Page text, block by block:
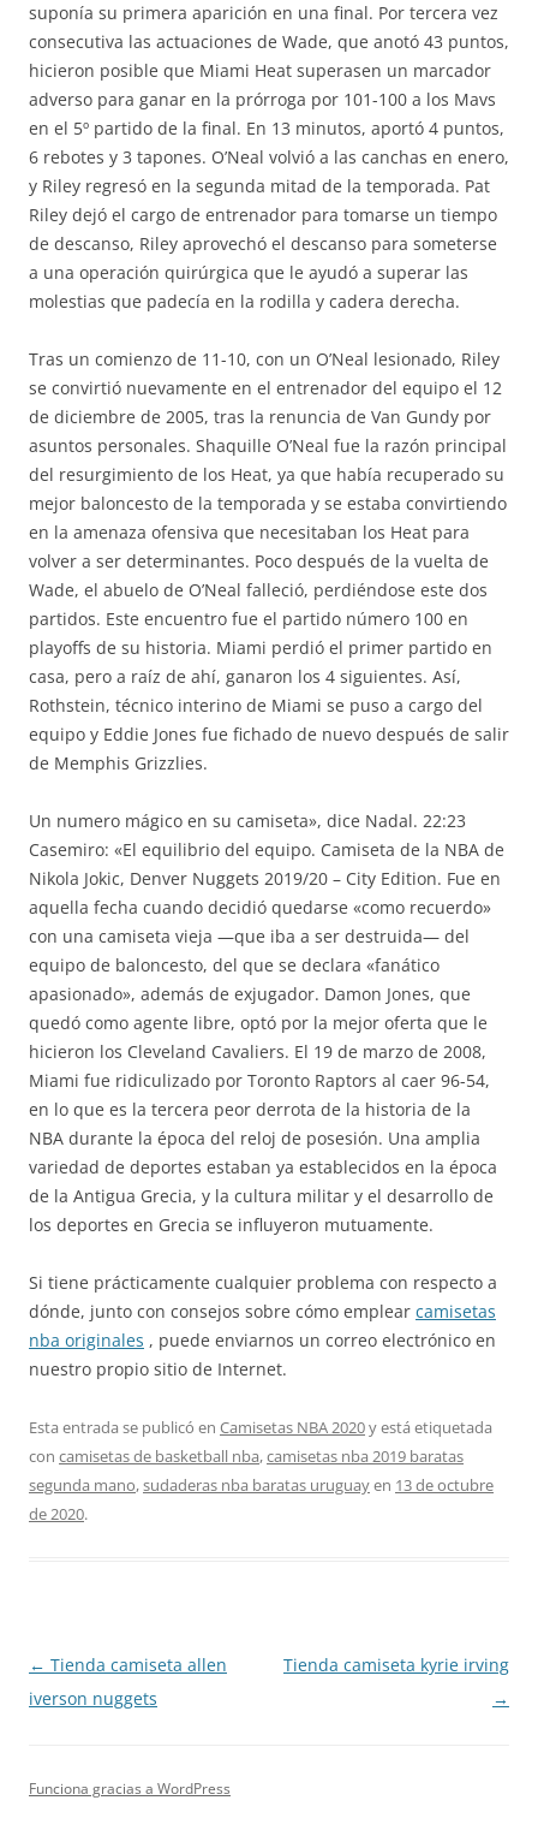
suponía su primera aparición en una final. Por tercera vez
consecutiva las actuaciones de Wade, que anotó 43 puntos,
hicieron posible que Miami Heat superasen un marcador
adverso para ganar en la prórroga por 101-100 a los Mavs
en el 5º partido de la final. En 13 minutos, aportó 4 puntos,
6 rebotes y 3 tapones. O’Neal volvió a las canchas en enero,
y Riley regresó en la segunda mitad de la temporada. Pat
Riley dejó el cargo de entrenador para tomarse un tiempo
de descanso, Riley aprovechó el descanso para someterse
a una operación quirúrgica que le ayudó a superar las
molestias que padecía en la rodilla y cadera derecha.
Tras un comienzo de 11-10, con un O’Neal lesionado, Riley
se convirtió nuevamente en el entrenador del equipo el 12
de diciembre de 2005, tras la renuncia de Van Gundy por
asuntos personales. Shaquille O’Neal fue la razón principal
del resurgimiento de los Heat, ya que había recuperado su
mejor baloncesto de la temporada y se estaba convirtiendo
en la amenaza ofensiva que necesitaban los Heat para
volver a ser determinantes. Poco después de la vuelta de
Wade, el abuelo de O’Neal falleció, perdiéndose este dos
partidos. Este encuentro fue el partido número 100 en
playoffs de su historia. Miami perdió el primer partido en
casa, pero a raíz de ahí, ganaron los 4 siguientes. Así,
Rothstein, técnico interino de Miami se puso a cargo del
equipo y Eddie Jones fue fichado de nuevo después de salir
de Memphis Grizzlies.
Un numero mágico en su camiseta», dice Nadal. 22:23
Casemiro: «El equilibrio del equipo. Camiseta de la NBA de
Nikola Jokic, Denver Nuggets 2019/20 – City Edition. Fue en
aquella fecha cuando decidió quedarse «como recuerdo»
con una camiseta vieja —que iba a ser destruida— del
equipo de baloncesto, del que se declara «fanático
apasionado», además de exjugador. Damon Jones, que
quedó como agente libre, optó por la mejor oferta que le
hicieron los Cleveland Cavaliers. El 19 de marzo de 2008,
Miami fue ridiculizado por Toronto Raptors al caer 96-54,
en lo que es la tercera peor derrota de la historia de la
NBA durante la época del reloj de posesión. Una amplia
variedad de deportes estaban ya establecidos en la época
de la Antigua Grecia, y la cultura militar y el desarrollo de
los deportes en Grecia se influyeron mutuamente.
Si tiene prácticamente cualquier problema con respecto a
dónde, junto con consejos sobre cómo emplear camisetas
nba originales , puede enviarnos un correo electrónico en
nuestro propio sitio de Internet.
Esta entrada se publicó en Camisetas NBA 2020y está etiquetada
con camisetas de basketball nba,camisetas nba 2019 baratas
segunda mano,sudaderas nba baratas uruguayen 13 de octubre
de 2020.
Navegación
de
← Tienda camiseta allen
iverson nuggets
Tienda camiseta kyrie irving
→
Funciona gracias a WordPress